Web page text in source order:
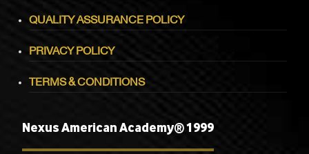
QUALITY ASSURANCE POLICY
PRIVACY POLICY
TERMS & CONDITIONS
Nexus American Academy® 1999